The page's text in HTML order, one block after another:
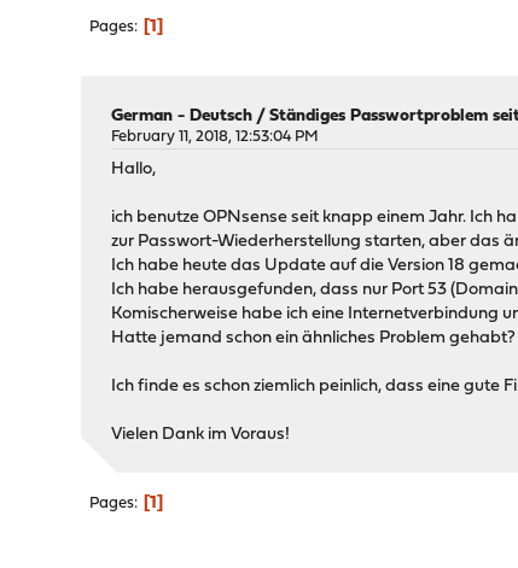
Pages 1
German - Deutsch /Ständiges Passwortproblem
February 11, 2018, 12:53:04 PM
Hallo,
ich benutze OPNsense seit knapp einem Jahr. Ich
zur Passwort-Wiederherstellung starten, aber das
Ich habe heute das Update auf die Version 18
Ich habe herausgefunden, dass nur Port 53
Komischerweise habe ich eine Internetverbindung
Hatte jemand schon ein ähnliches Problem gehabt?
Ich finde es schon ziemlich peinlich, dass eine gute
Vielen Dank im Voraus!
Pages 1